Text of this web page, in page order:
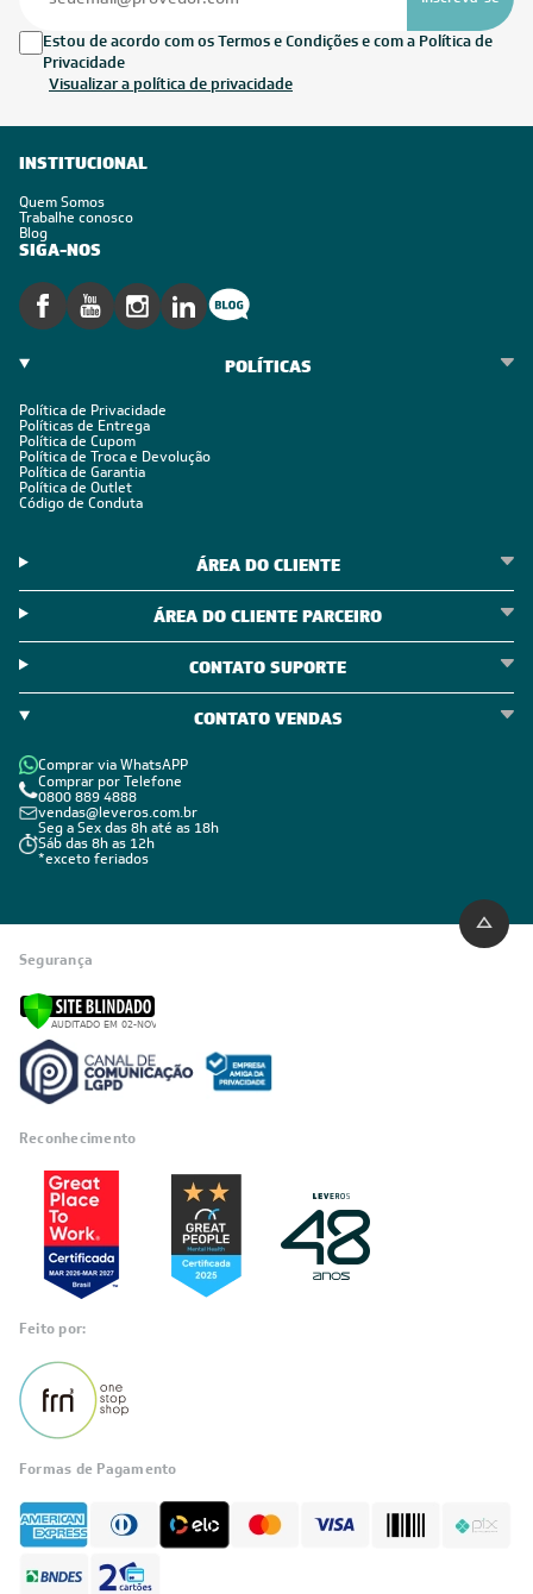
Estou de acordo com os Termos e Condições e com a Política de
Privacidade
Visualizar a política de privacidade
INSTITUCIONAL
Quem Somos
Trabalhe conosco
Blog
SIGA-NOS
POLÍTICAS
Política de Privacidade
Políticas de Entrega
Política de Cupom
Política de Troca e Devolução
Política de Garantia
Política de Outlet
Código de Conduta
ÁREA DO CLIENTE
ÁREA DO CLIENTE PARCEIRO
CONTATO SUPORTE
CONTATO VENDAS
Comprar via WhatsAPP
Comprar por Telefone
0800 889 4888
vendas@leveros.com.br
Seg a Sex das 8h até as 18h
Sáb das 8h as 12h
*exceto feriados
Segurança
Reconhecimento
Feito por:
Formas de Pagamento
Fale com a LIA